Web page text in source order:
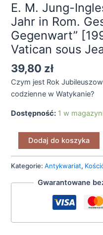
E. M. Jung-
Jahr in Rom.
Gegenwart”
Vatican sous
39,80 zł
Czym jest Rok
codzienne w Watykanie?
Dostępność: 1 w
II"
[1985]
Dodaj do koszyka
Kategorie:Antykwariat,
Gwarantowane